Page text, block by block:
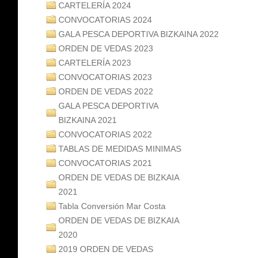
CARTELERÍA 2024
CONVOCATORIAS 2024
GALA PESCA DEPORTIVA BIZKAINA 2022
ORDEN DE VEDAS 2023
CARTELERÍA 2023
CONVOCATORIAS 2023
ORDEN DE VEDAS 2022
GALA PESCA DEPORTIVA
BIZKAINA 2021
CONVOCATORIAS 2022
TABLAS DE MEDIDAS MINIMAS
CONVOCATORIAS 2021
ORDEN DE VEDAS DE BIZKAIA
2021
Tabla Conversión Mar Costa
ORDEN DE VEDAS DE BIZKAIA
2020
2019 ORDEN DE VEDAS